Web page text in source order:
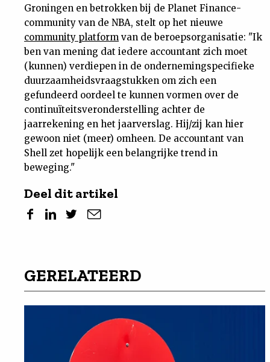
Groningen en betrokken bij de Planet Finance-
community van de NBA, stelt op het nieuwe
community platform van de beroepsorganisatie: "Ik
ben van mening dat iedere accountant zich moet
(kunnen) verdiepen in de ondernemingspecifieke
duurzaamheidsvraagstukken om zich een
gefundeerd oordeel te kunnen vormen over de
continuïteitsveronderstelling achter de
jaarrekening en het jaarverslag. Hij/zij kan hier
gewoon niet (meer) omheen. De accountant van
Shell zet hopelijk een belangrijke trend in
beweging."
Deel dit artikel
GERELATEERD